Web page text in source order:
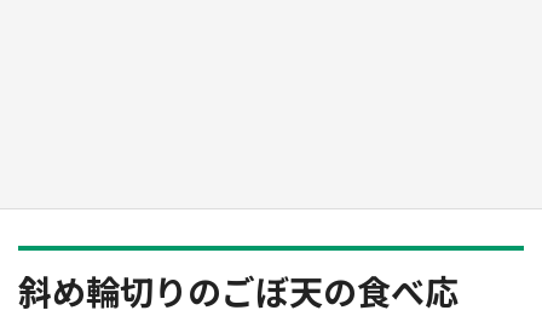
斜め輪切りのごぼ天の食べ応